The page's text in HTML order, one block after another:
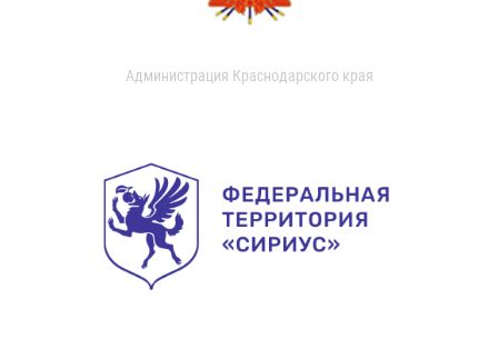
Администрация Краснодарского края